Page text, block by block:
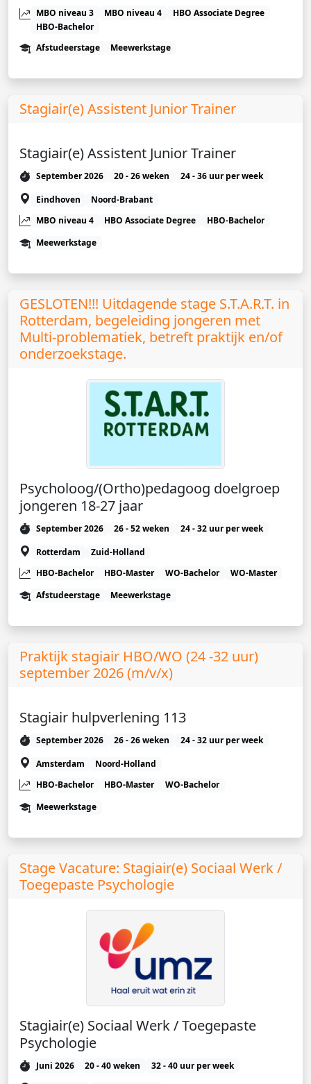
MBO niveau 3
MBO niveau 4
HBO Associate Degree
HBO-Bachelor
Afstudeerstage
Meewerkstage
Stagiair(e) Assistent Junior Trainer
Stagiair(e) Assistent Junior Trainer
September 2026 20 - 26 weken
24 - 36 uur per week
Eindhoven
Noord-Brabant
MBO niveau 4
HBO Associate Degree
HBO-Bachelor
Meewerkstage
GESLOTEN!!! Uitdagende stage S.T.A.R.T. in
Rotterdam, begeleiding jongeren met
Multi-problematiek, betreft praktijk en/of
onderzoekstage.
Psycholoog/(Ortho)pedagoog doelgroep
jongeren 18-27 jaar
September 2026 26 - 52 weken
24 - 32 uur per week
Rotterdam
Zuid-Holland
HBO-Bachelor
HBO-Master WO-Bachelor
WO-Master
Afstudeerstage
Meewerkstage
Praktijk stagiair HBO/WO (24 -32 uur)
september 2026 (m/v/x)
Stagiair hulpverlening 113
September 2026 26 - 26 weken
24 - 32 uur per week
Amsterdam
Noord-Holland
HBO-Bachelor
HBO-Master
WO-Bachelor
Meewerkstage
Stage Vacature: Stagiair(e) Sociaal Werk /
Toegepaste Psychologie
Stagiair(e) Sociaal Werk / Toegepaste
Psychologie
Juni 2026 20 - 40 weken
32 - 40 uur per week